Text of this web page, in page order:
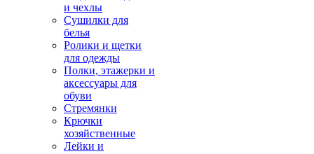
и чехлы
Сушилки для
белья
Ролики и щетки
для одежды
Полки, этажерки и
аксессуары для
обуви
Стремянки
Крючки
хозяйственные
Лейки и